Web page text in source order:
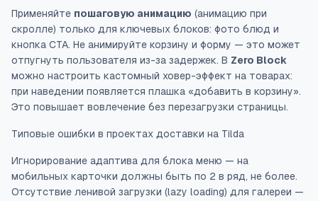
Применяйте пошаговую анимацию (анимацию при
скролле) только для ключевых блоков: фото блюд и
кнопка CTA. Не анимируйте корзину и форму — это может
отпугнуть пользователя из-за задержек. В Zero Block
можно настроить кастомный ховер-эффект на товарах:
при наведении появляется плашка «добавить в корзину».
Это повышает вовлечение без перезагрузки страницы.
Типовые ошибки в проектах доставки на Tilda
Игнорирование адаптива для блока меню — на
мобильных карточки должны быть по 2 в ряд, не более.
Отсутствие ленивой загрузки (lazy loading) для галереи —